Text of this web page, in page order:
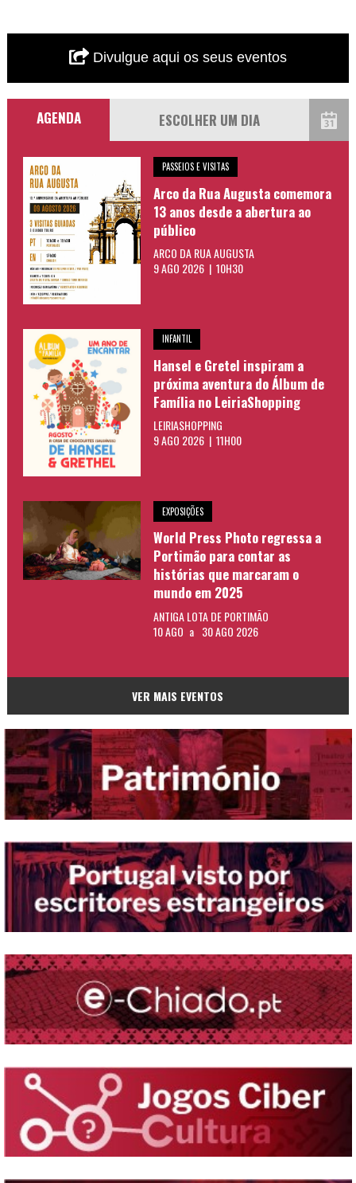
Divulgue aqui os seus eventos
AGENDA
PASSEIOS E VISITAS
Arco da Rua Augusta comemora
13 anos desde a abertura ao
público
ARCO DA RUA AUGUSTA
9 AGO 2026 | 10H30
INFANTIL
Hansel e Gretel inspiram a
próxima aventura do Álbum de
Família no LeiriaShopping
LEIRIASHOPPING
9 AGO 2026 | 11H00
EXPOSIÇÕES
World Press Photo regressa a
Portimão para contar as
histórias que marcaram o
mundo em 2025
ANTIGA LOTA DE PORTIMÃO
10 AGO a 30 AGO 2026
VER MAIS EVENTOS